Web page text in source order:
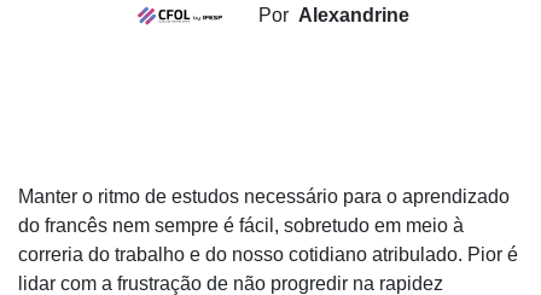
Por Alexandrine
Manter o ritmo de estudos necessário para o aprendizado
do francês nem sempre é fácil, sobretudo em meio à
correria do trabalho e do nosso cotidiano atribulado. Pior é
lidar com a frustração de não progredir na rapidez